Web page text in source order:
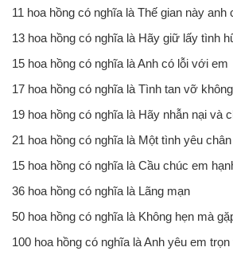
11 hoa hồng có nghĩa là Thế gian này anh
13 hoa hồng có nghĩa là Hãy giữ lấy tình
15 hoa hồng có nghĩa là Anh có lỗi với em
17 hoa hồng có nghĩa là Tình tan vỡ
19 hoa hồng có nghĩa là Hãy nhẫn nại và
21 hoa hồng có nghĩa là Một tình yêu
15 hoa hồng có nghĩa là Cầu chúc em
36 hoa hồng có nghĩa là Lãng mạn
50 hoa hồng có nghĩa là Không hẹn mà
100 hoa hồng có nghĩa là Anh yêu em